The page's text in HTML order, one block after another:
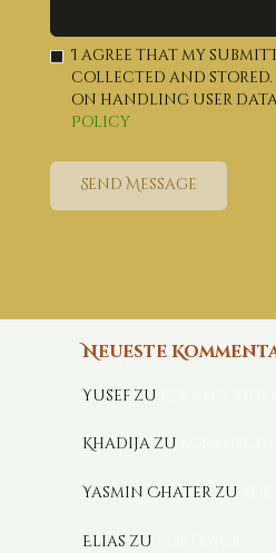
I agree that my
collected and stored.
on handling user
Policy
Send Message
Neueste
Yusef zu
Khadija zu
Yasmin Chater zu
Elias zu